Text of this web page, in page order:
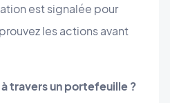
est signalée pour
les actions avant
travers un portefeuille ?